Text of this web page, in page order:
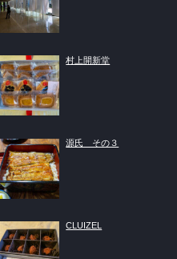
村上開新堂
源氏 その３
CLUIZEL